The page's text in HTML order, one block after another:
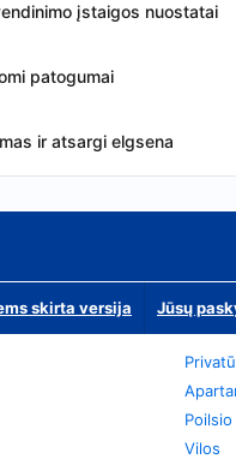
įstaigos nuostatai
patogumai
ir atsargi elgsena
skirta versija Jūsų
Vilos